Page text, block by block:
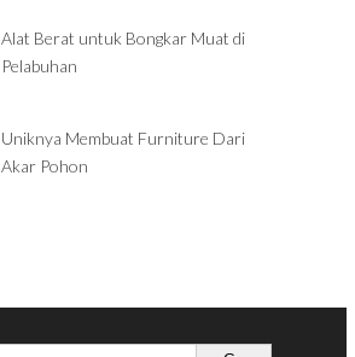
Alat Berat untuk Bongkar Muat di
Pelabuhan
Uniknya Membuat Furniture Dari
Akar Pohon